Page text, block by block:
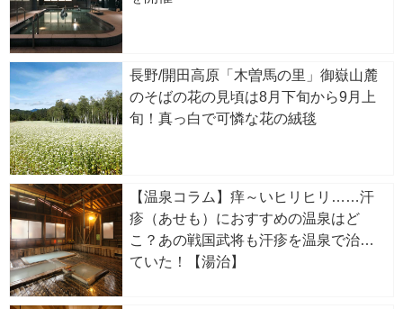
長野/開田高原「木曽馬の里」御嶽山麓
のそばの花の見頃は8月下旬から9月上
旬！真っ白で可憐な花の絨毯
【温泉コラム】痒～いヒリヒリ……汗
疹（あせも）におすすめの温泉はど
こ？あの戦国武将も汗疹を温泉で治し
ていた！【湯治】